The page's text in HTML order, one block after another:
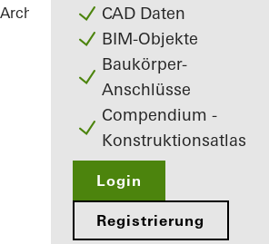
CAD Daten
BIM-Objekte
Baukörper-
Anschlüsse
Compendium -
Konstruktionsatlas
Login
Registrierung
Architekten ReferenzenNetgo